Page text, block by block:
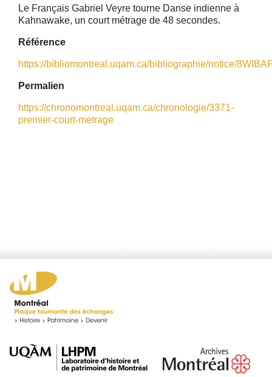
Le Français Gabriel Veyre tourne Danse indienne à
Kahnawake, un court métrage de 48 secondes.
Référence
https://bibliomontreal.uqam.ca/bibliographie/notice/
Permalien
https://chronomontreal.uqam.ca/chronologie/3371-
premier-court-metrage